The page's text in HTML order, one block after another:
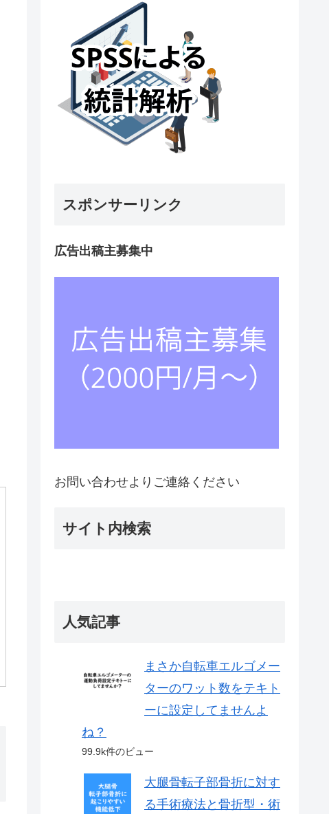
スポンサーリンク
広告出稿主募集中
お問い合わせよりご連絡ください
サイト内検索
人気記事
まさか自転車エルゴメー
ターのワット数をテキト
ーに設定してませんよ
ね？
99.9k件のビュー
大腿骨転子部骨折に対す
る手術療法と骨折型・術